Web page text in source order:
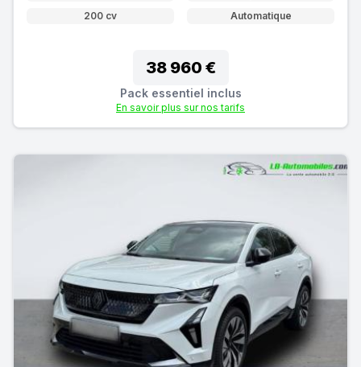
200 cv
Automatique
38 960 €
Pack essentiel inclus
En savoir plus sur nos tarifs